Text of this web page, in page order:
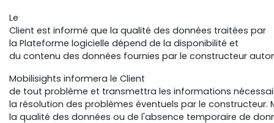
Le
Client est informé que la qualité des données traitées par
la Plateforme logicielle dépend de la disponibilité et
du contenu des données fournies par le constructeur
Mobilisights informera le Client
de tout problème et transmettra les informations
la résolution des problèmes éventuels par le
la qualité des données ou de l'absence temporaire de